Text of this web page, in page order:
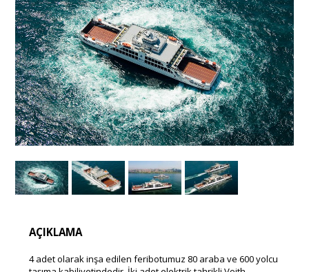
AÇIKLAMA
4 adet olarak inşa edilen feribotumuz 80 araba ve 600 yolcu